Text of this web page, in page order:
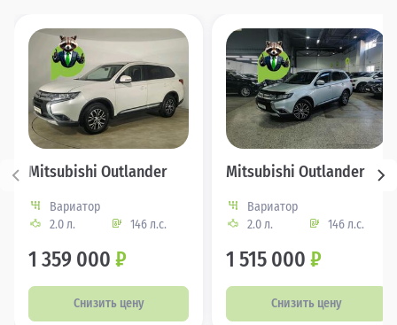
Mitsubishi Outlander
Вариатор
2.0 л.
146 л.с.
1 359 000 ₽
Снизить цену
Mitsubishi Outlander
Вариатор
2.0 л.
146 л.с.
1 515 000 ₽
Снизить цену